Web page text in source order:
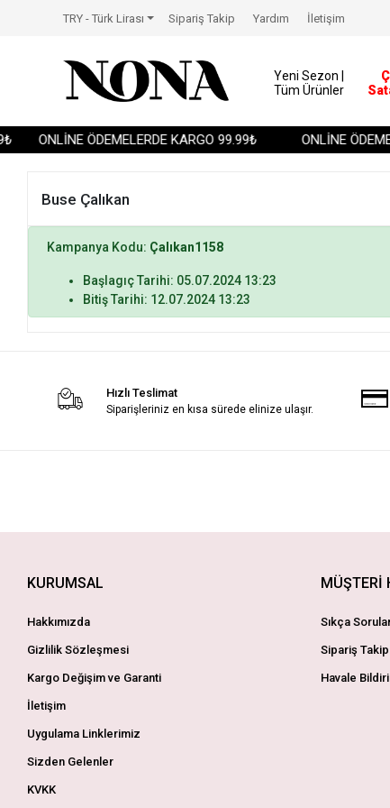
ONLİNE ÖDEMELERDE KARGO 99.99₺ ONLİNE
TRY - Türk Lirası Sipariş Takip Yardım İletişim
Yeni Sezon |
Tüm Ürünler
Buse Çalıkan
Kampanya Kodu: Çalıkan1158
Başlagıç Tarihi: 05.07.2024 13:23
Bitiş Tarihi: 12.07.2024 13:23
Hızlı Teslimat
Siparişleriniz en kısa sürede elinize ulaşır.
KURUMSAL
Hakkımızda
Gizlilik Sözleşmesi
Kargo Değişim ve Garanti
İletişim
Uygulama Linklerimiz
Sizden Gelenler
KVKK
MÜŞTERİ
Sıkça
Sipariş Takip
Havale